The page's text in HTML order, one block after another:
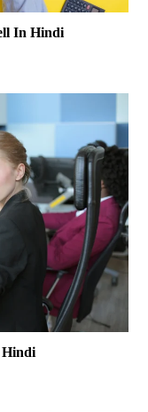
In Hindi
Hindi